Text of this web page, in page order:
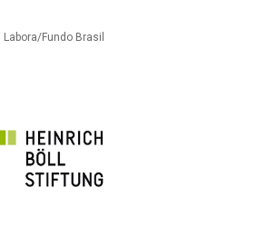
Labora/Fundo Brasil